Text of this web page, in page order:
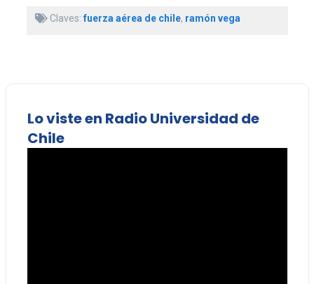
Claves:fuerza aérea de chile, ramón vega
Lo viste en Radio Universidad de
Chile